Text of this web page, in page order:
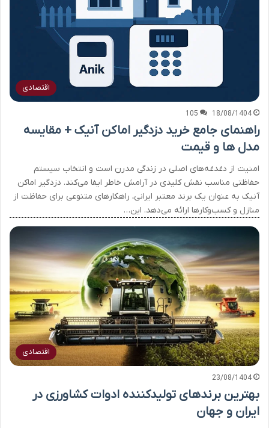
اقتصادی
18/08/1404
105
راهنمای جامع خرید دزدگیر اماکن آنیک + مقایسه
مدل ها و قیمت
امنیت از دغدغه‌های اصلی در زندگی مدرن است و انتخاب سیستم
حفاظتی مناسب نقش کلیدی در آرامش خاطر ایفا می‌کند. دزدگیر اماکن
آنیک به عنوان یک برند معتبر ایرانی، راهکارهای متنوعی برای حفاظت از
منازل و کسب‌وکارها ارائه می‌دهد. این…
اقتصادی
23/08/1404
بهترین برندهای تولیدکننده ادوات کشاورزی در
ایران و جهان